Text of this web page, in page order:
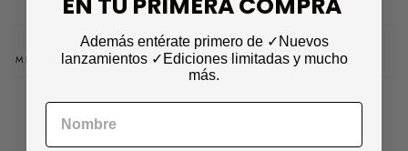
MENSAJE
Además entérate primero de ✓Nuevos
lanzamientos ✓Ediciones limitadas y mucho
más.